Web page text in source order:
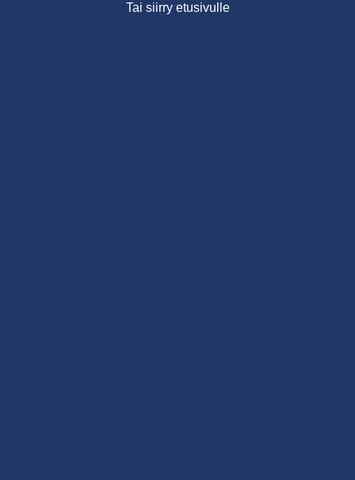
Tai siirry etusivulle